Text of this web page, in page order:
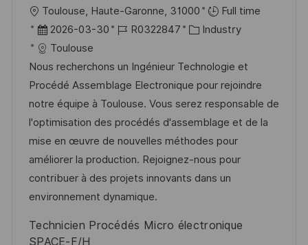
f
f
n
O
r
t
Toulouse, Haute-Garonne, 31000
Full time
D
a
t
u
m
d
e
r
V
e
ö
2026-03-30
J
b
-
I
D
R0322847
K
t
e
g
o
r
i
e
Industry
Toulouse
Nous recherchons un Ingénieur Technologie et
Procédé Assemblage Electronique pour rejoindre
notre équipe à Toulouse. Vous serez responsable de
l'optimisation des procédés d'assemblage et de la
mise en œuvre de nouvelles méthodes pour
améliorer la production. Rejoignez-nous pour
contribuer à des projets innovants dans un
environnement dynamique.
Technicien Procédés Micro électronique
SPACE-F/H